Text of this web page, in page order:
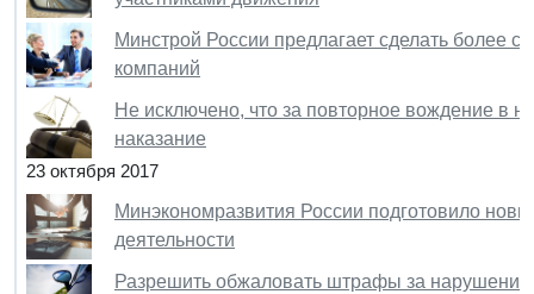
Минстрой России предлагает сделать более
компаний
Не исключено, что за повторное вождение в
наказание
23 октября 2017
Минэкономразвития России подготовило
деятельности
Разрешить обжаловать штрафы за